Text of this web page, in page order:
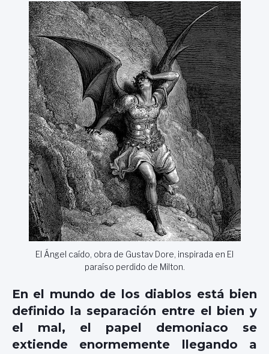
El Ángel caído, obra de Gustav Dore, inspirada en El
paraíso perdido de Milton.
En el mundo de los diablos está bien
definido la separación entre el bien y
el mal, el papel demoniaco se
extiende enormemente llegando a